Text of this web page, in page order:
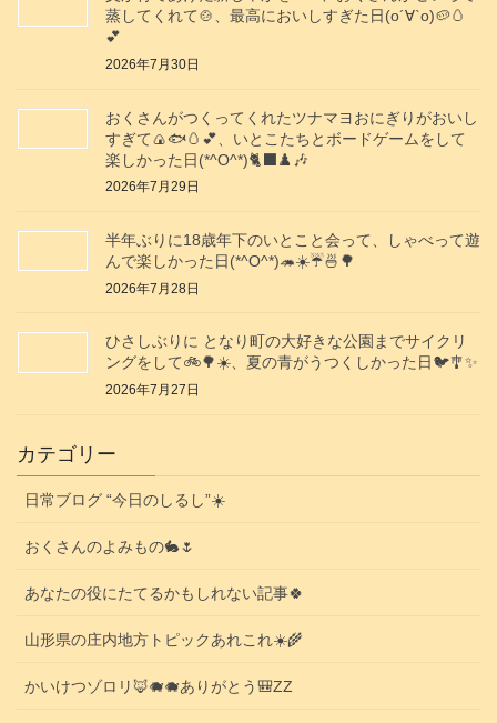
蒸してくれて🍲、最高においしすぎた日(о´∀`о)🥔🥚
💕
2026年7月30日
おくさんがつくってくれたツナマヨおにぎりがおいし
すぎて🍙🐟️🥚💕、いとこたちとボードゲームをして
楽しかった日(*^O^*)🐈‍⬛♟️🎶
2026年7月29日
半年ぶりに18歳年下のいとこと会って、しゃべって遊
んで楽しかった日(*^O^*)🦔☀️☔🍜🌳
2026年7月28日
ひさしぶりに となり町の大好きな公園までサイクリ
ングをして🚲️🌳☀️、夏の青がうつくしかった日🐦️🎐✨️
2026年7月27日
カテゴリー
日常ブログ “今日のしるし”☀️
おくさんのよみもの🐇🌷
あなたの役にたてるかもしれない記事🍀
山形県の庄内地方トピックあれこれ☀️🌾
かいけつゾロリ🦊🐗🐗ありがとう🎒ZZ